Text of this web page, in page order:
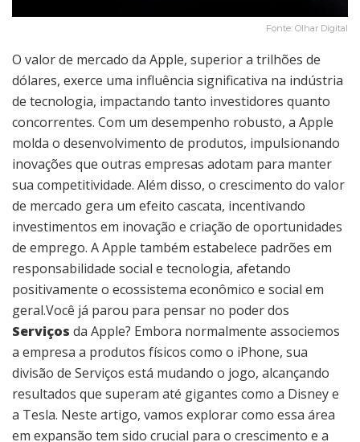
Fonte: Olhar Digital
O valor de mercado da Apple, superior a trilhões de
dólares, exerce uma influência significativa na indústria
de tecnologia, impactando tanto investidores quanto
concorrentes. Com um desempenho robusto, a Apple
molda o desenvolvimento de produtos, impulsionando
inovações que outras empresas adotam para manter
sua competitividade. Além disso, o crescimento do valor
de mercado gera um efeito cascata, incentivando
investimentos em inovação e criação de oportunidades
de emprego. A Apple também estabelece padrões em
responsabilidade social e tecnologia, afetando
positivamente o ecossistema econômico e social em
geral.Você já parou para pensar no poder dos
Serviços da Apple? Embora normalmente associemos
a empresa a produtos físicos como o iPhone, sua
divisão de Serviços está mudando o jogo, alcançando
resultados que superam até gigantes como a Disney e
a Tesla. Neste artigo, vamos explorar como essa área
em expansão tem sido crucial para o crescimento e a